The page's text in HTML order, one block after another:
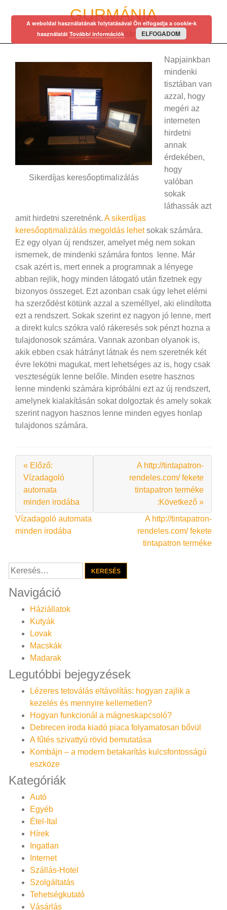
GURMÁNIA
egy régi mániám…
Sikerdíjas keresőoptimalizálás
Napjainkban
mindenki
tisztában van
azzal, hogy
megéri az
interneten
hirdetni
annak
érdekében,
hogy
valóban
sokak
láthassák azt
amit hirdetni szeretnénk. A sikerdíjas
keresőoptimalizálás megoldás lehetsokak számára.
Ez egy olyan új rendszer, amelyet még nem sokan
ismernek, de mindenki számára fontos lenne. Már
csak azért is, mert ennek a programnak a lényege
abban rejlik, hogy minden látogató után fizetnek egy
bizonyos összeget. Ezt azonban csak úgy lehet elérni
ha szerződést kötünk azzal a személlyel, aki elindította
ezt a rendszert. Sokak szerint ez nagyon jó lenne, mert
a direkt kulcs szókra való rákeresés sok pénzt hozna a
tulajdonosok számára. Vannak azonban olyanok is,
akik ebben csak hátrányt látnak és nem szeretnék két
évre lekötni magukat, mert lehetséges az is, hogy csak
veszteségük lenne belőle. Minden esetre hasznos
lenne mindenki számára kipróbálni ezt az új rendszert,
amelynek kialakításán sokat dolgoztak és amely sokak
szerint nagyon hasznos lenne minden egyes honlap
tulajdonos számára.
« Előző:
Vízadagoló
automata
minden irodába
A http://tintapatron-
rendeles.com/ fekete
tintapatron terméke
:Következő »
Bejegyzés
navigáció
Vízadagoló automata
minden irodába
A http://tintapatron-
rendeles.com/ fekete
tintapatron terméke
Keresés:
Navigáció
Háziállatok
Kutyák
Lovak
Macskák
Madarak
Legutóbbi bejegyzések
Lézeres tetoválás eltávolítás: hogyan zajlik a
kezelés és mennyire kellemetlen?
Hogyan funkcionál a mágneskapcsoló?
Debrecen iroda kiadó piaca folyamatosan bővül
A fűtés szivattyú rövid bemutatása
Kombájn – a modern betakarítás kulcsfontosságú
eszköze
Kategóriák
Autó
Egyéb
Étel-Ital
Hírek
Ingatlan
Internet
Szállás-Hotel
Szolgáltatás
Tehetségkutató
Vásárlás
A weboldal használatának folytatásával Ön elfogadja a cookie-k
használatát További információk ELFOGADOM